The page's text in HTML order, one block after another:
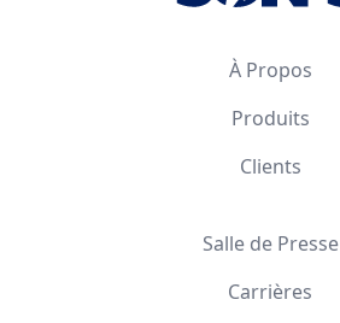
À Propos
Produits
Clients
Salle de Presse
Carrières